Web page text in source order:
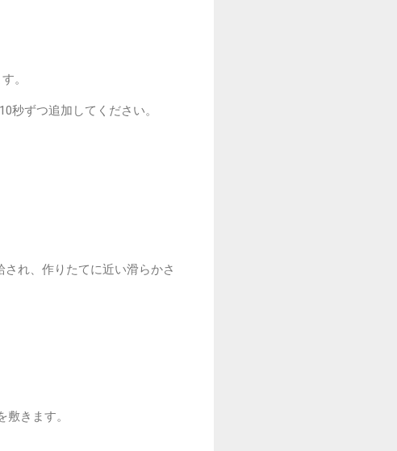
。
ずつ追加してください。
れ、作りたてに近い滑らかさ
きます。